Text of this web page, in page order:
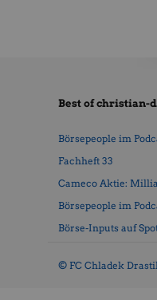
Best of christian-
Börsepeople im
Fachheft 33
Cameco Aktie:
Börsepeople im
Börse-Inputs auf
© FC Chladek